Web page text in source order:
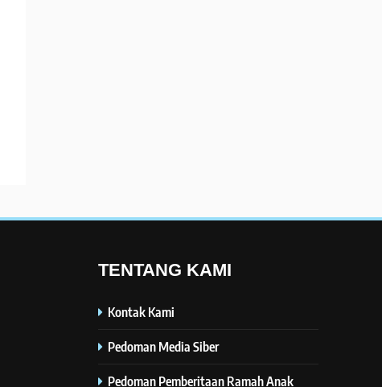
TENTANG KAMI
Kontak Kami
Pedoman Media Siber
Pedoman Pemberitaan Ramah Anak